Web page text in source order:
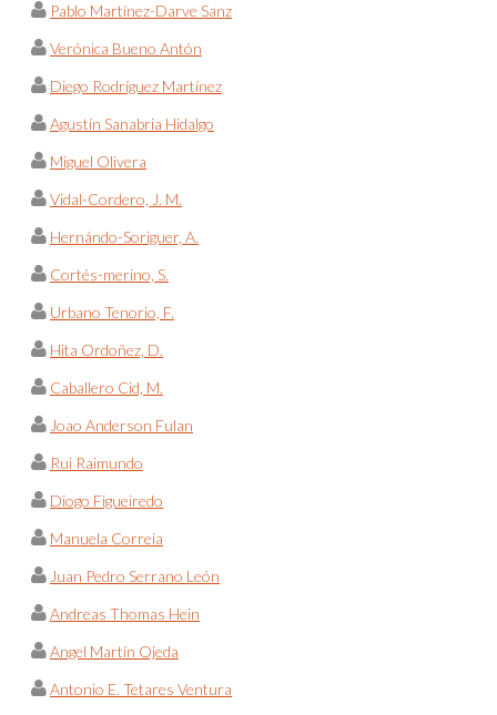
Pablo Martínez-Darve Sanz
Verónica Bueno Antón
Diego Rodríguez Martínez
Agustín Sanabria Hidalgo
Miguel Olivera
Vidal-Cordero, J. M.
Hernándo-Soriguer, A.
Cortés-merino, S.
Urbano Tenorio, F.
Hita Ordoñez, D.
Caballero Cid, M.
Joao Anderson Fulan
Rui Raimundo
Diogo Figueiredo
Manuela Correia
Juan Pedro Serrano León
Andreas Thomas Hein
Angel Martín Ojeda
Antonio E. Tetares Ventura